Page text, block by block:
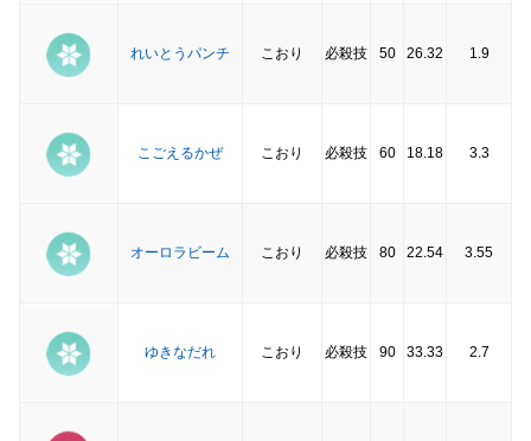
れいとうパンチ こおり 必殺技 50 26.32 1.9
こごえるかぜ こおり 必殺技 60 18.18 3.3
オーロラビーム こおり 必殺技 80 22.54 3.55
ゆきなだれ こおり 必殺技 90 33.33 2.7